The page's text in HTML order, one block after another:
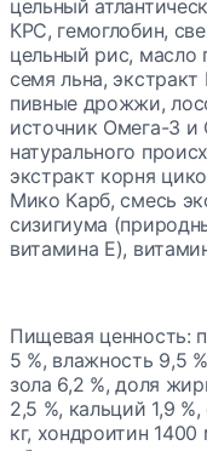
цельный
КРС, гемоглобин,
цельный рис, масло
семя льна,
пивные дрожжи,
источник Омега-3 и
натурального
экстракт корня
Мико Карб, смесь
сизигиума
витамина E),
Пищевая ценность:
5 %, влажность 9,5
зола 6,2 %, доля
2,5 %, кальций 1,9
кг, хондроитин 1400